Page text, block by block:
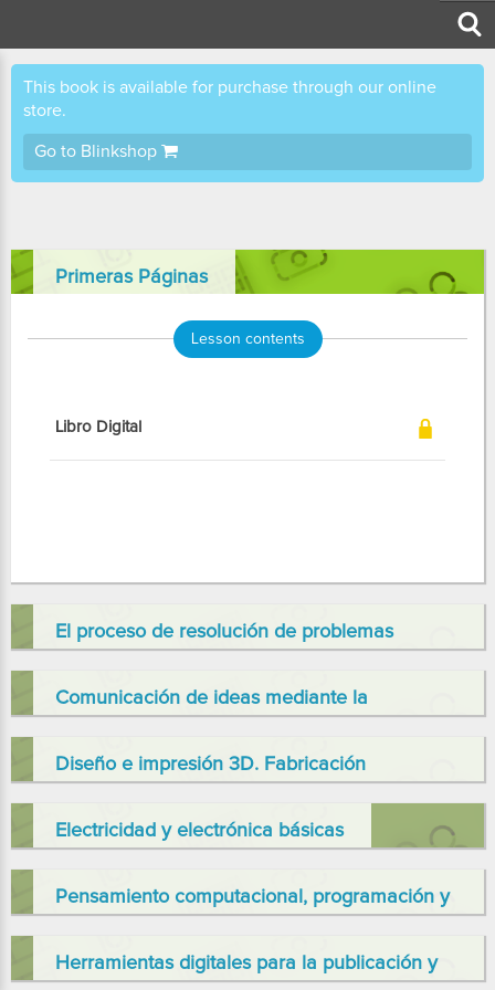
This book is available for purchase through our online
store.
Go to Blinkshop
Primeras Páginas
Lesson contents
Libro Digital
El proceso de resolución de problemas
Comunicación de ideas mediante la
Diseño e impresión 3D. Fabricación
Electricidad y electrónica básicas
Pensamiento computacional, programación y
Herramientas digitales para la publicación y